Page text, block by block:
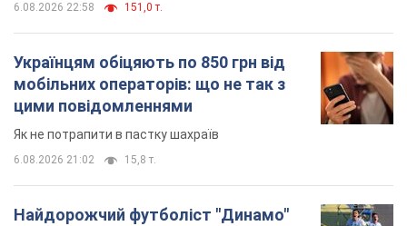
6.08.2026 22:58 151,0 т.
Українцям обіцяють по 850 грн від
мобільних операторів: що не так з
цими повідомленнями
Як не потрапити в пастку шахраїв
6.08.2026 21:02 15,8 т.
Найдорожчий футболіст "Динамо"